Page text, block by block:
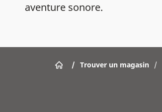
aventure sonore.
/ Trouver un magasin /